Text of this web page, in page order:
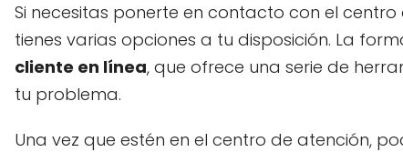
Si necesitas ponerte en contacto con el
tienes varias opciones a tu disposición. La
cliente en línea, que ofrece una serie de
tu problema.
Una vez que estén en el centro de atención,